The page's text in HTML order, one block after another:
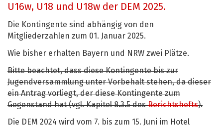
U16w, U18 und U18w der DEM 2025.
Die Kontingente sind abhängig von den
Mitgliederzahlen zum 01. Januar 2025.
Wie bisher erhalten Bayern und NRW zwei Plätze.
Bitte beachtet, dass diese Kontingente bis zur
Jugendversammlung unter Vorbehalt stehen, da dieser
ein Antrag vorliegt, der diese Kontingente zum
Gegenstand hat (vgl. Kapitel 8.3.5 desBerichtshefts).
Die DEM 2024 wird vom 7. bis zum 15. Juni im Hotel